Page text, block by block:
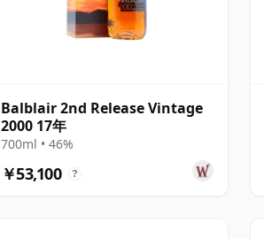
Balblair 2nd Release Vintage
2000 17年
700ml • 46%
￥53,100 ?